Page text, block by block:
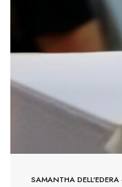
SAMANTHA DELL'EDERA